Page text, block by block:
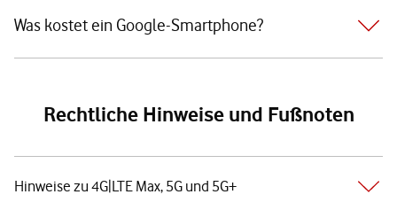
Was kostet ein Google-Smartphone?
Rechtliche Hinweise und Fußnoten
Hinweise zu 4G|LTE Max, 5G und 5G+